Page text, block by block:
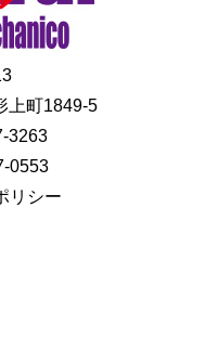
上町1849-5
3263
0553
リシー